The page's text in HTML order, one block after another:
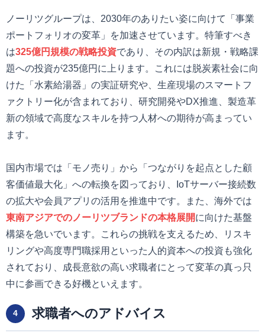
ノーリツグループは、2030年のありたい姿に向けて「事業
ポートフォリオの変革」を加速させています。特筆すべき
は325億円規模の戦略投資であり、その内訳は新規・戦略課
題への投資が235億円に上ります。これには脱炭素社会に向
けた「水素給湯器」の実証研究や、生産現場のスマートフ
ァクトリー化が含まれており、研究開発やDX推進、製造革
新の領域で高度なスキルを持つ人材への期待が高まってい
ます。
国内市場では「モノ売り」から「つながりを起点とした顧
客価値最大化」への転換を図っており、IoTサーバー接続数
の拡大や会員アプリの活用を推進中です。また、海外では
東南アジアでのノーリツブランドの本格展開に向けた基盤
構築を急いでいます。これらの挑戦を支えるため、リスキ
リングや高度専門職採用といった人的資本への投資も強化
されており、成長意欲の高い求職者にとって変革の真っ只
中に参画できる好機といえます。
4 求職者へのアドバイス